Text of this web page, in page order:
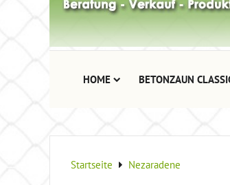
HOME BETONZAUN
Startseite Nezaradene